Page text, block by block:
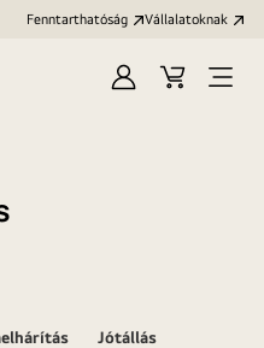
Fenntarthatóság Vállalatoknak
Bejelentkezés
KosárMenü
Jótállás